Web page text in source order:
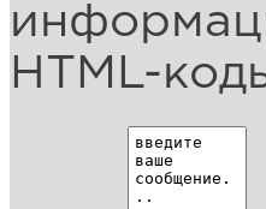
HTML-